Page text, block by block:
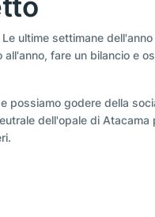
ultime settimane
fare un bilancio e
godere della
dell'opale di